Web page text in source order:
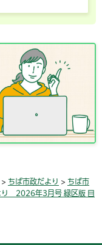
> ちば市政だより > ちば市
り 2026年3月号 緑区版 目